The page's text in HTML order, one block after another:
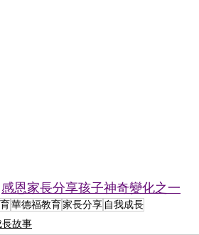
感恩家長分享孩子神奇變化之一
華德福教育家長分享 自我成長
故事